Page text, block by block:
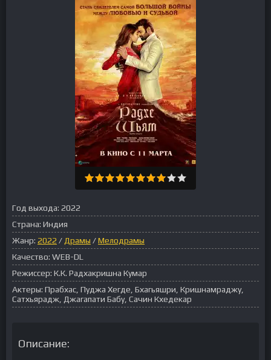
Год выхода: 2022
Страна: Индия
Жанр: 2022 / Драмы /Мелодрамы
Качество: WEB-DL
Режиссер: К.К. Радхакришна Кумар
Актеры: Прабхас, Пуджа Хегде, Бхагьяшри, Кришнамраджу,
Сатхьярадж, Джагапати Бабу, Сачин Кхедекар
Описание: